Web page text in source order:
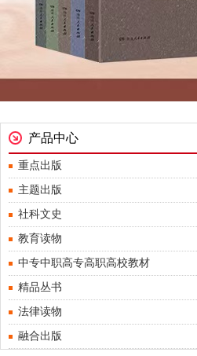
产品中心
重点出版
主题出版
社科文史
教育读物
中专中职高专高职高校教材
精品丛书
法律读物
融合出版